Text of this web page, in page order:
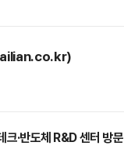
크·반도체 R&D 센터 방문